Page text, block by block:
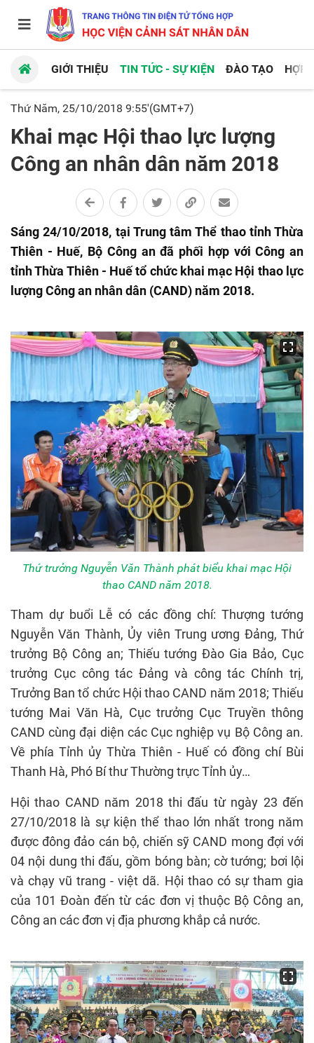
GIỚI THIỆU TIN TỨC - SỰ KIỆN ĐÀO TẠO HỢP
Thứ Năm, 25/10/2018 9:55'(GMT+7)
Khai mạc Hội thao lực lượng
Công an nhân dân năm 2018
Sáng 24/10/2018, tại Trung tâm Thể thao tỉnh Thừa
Thiên - Huế, Bộ Công an đã phối hợp với Công an
tỉnh Thừa Thiên - Huế tổ chức khai mạc Hội thao lực
lượng Công an nhân dân (CAND) năm 2018.
Thứ trưởng Nguyễn Văn Thành phát biểu khai mạc Hội
thao CAND năm 2018.
Tham dự buổi Lễ có các đồng chí: Thượng tướng
Nguyễn Văn Thành, Ủy viên Trung ương Đảng, Thứ
trưởng Bộ Công an; Thiếu tướng Đào Gia Bảo, Cục
trưởng Cục công tác Đảng và công tác Chính trị,
Trưởng Ban tổ chức Hội thao CAND năm 2018; Thiếu
tướng Mai Văn Hà, Cục trưởng Cục Truyền thông
CAND cùng đại diện các Cục nghiệp vụ Bộ Công an.
Về phía Tỉnh ủy Thừa Thiên - Huế có đồng chí Bùi
Thanh Hà, Phó Bí thư Thường trực Tỉnh ủy…
Hội thao CAND năm 2018 thi đấu từ ngày 23 đến
27/10/2018 là sự kiện thể thao lớn nhất trong năm
được đông đảo cán bộ, chiến sỹ CAND mong đợi với
04 nội dung thi đấu, gồm bóng bàn; cờ tướng; bơi lội
và chạy vũ trang - việt dã. Hội thao có sự tham gia
của 101 Đoàn đến từ các đơn vị thuộc Bộ Công an,
Công an các đơn vị địa phương khắp cả nước.